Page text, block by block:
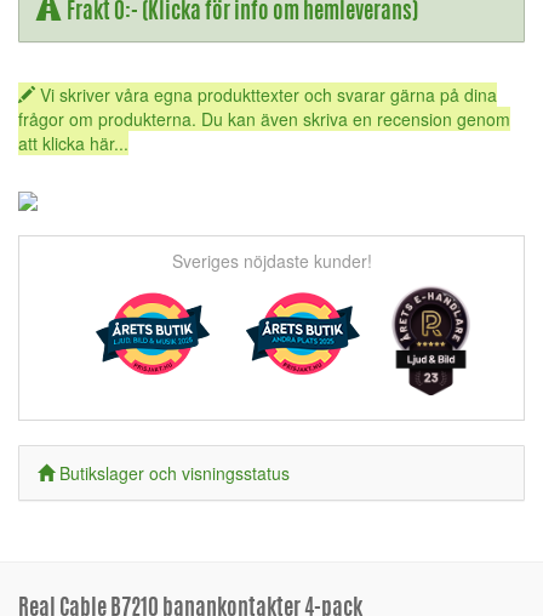
Frakt 0:- (Klicka för info om hemleverans)
Vi skriver våra egna produkttexter och svarar gärna på dina
frågor om produkterna. Du kan även skriva en recension genom
att klicka här...
Sveriges nöjdaste kunder!
Butikslager och visningsstatus
Real Cable B7210 banankontakter 4-pack